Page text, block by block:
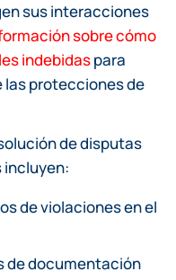
sus interacciones
sobre cómo
indebidaspara
protecciones de
de disputas
incluyen:
de violaciones en el
de documentación